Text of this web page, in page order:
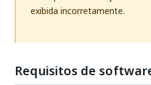
exibida incorretamente.
Requisitos de